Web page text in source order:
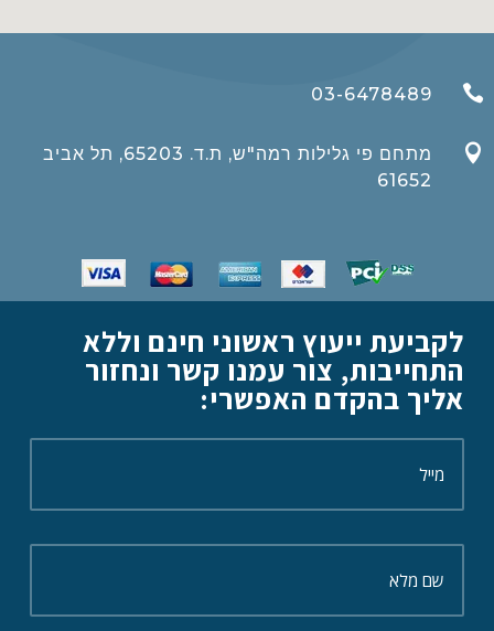

03-6478489

מתחם פי גלילות רמה"ש, ת.ד. 65203, תל אביב
61652
לקביעת ייעוץ ראשוני חינם וללא
התחייבות, צור עמנו קשר ונחזור
אליך בהקדם האפשרי: